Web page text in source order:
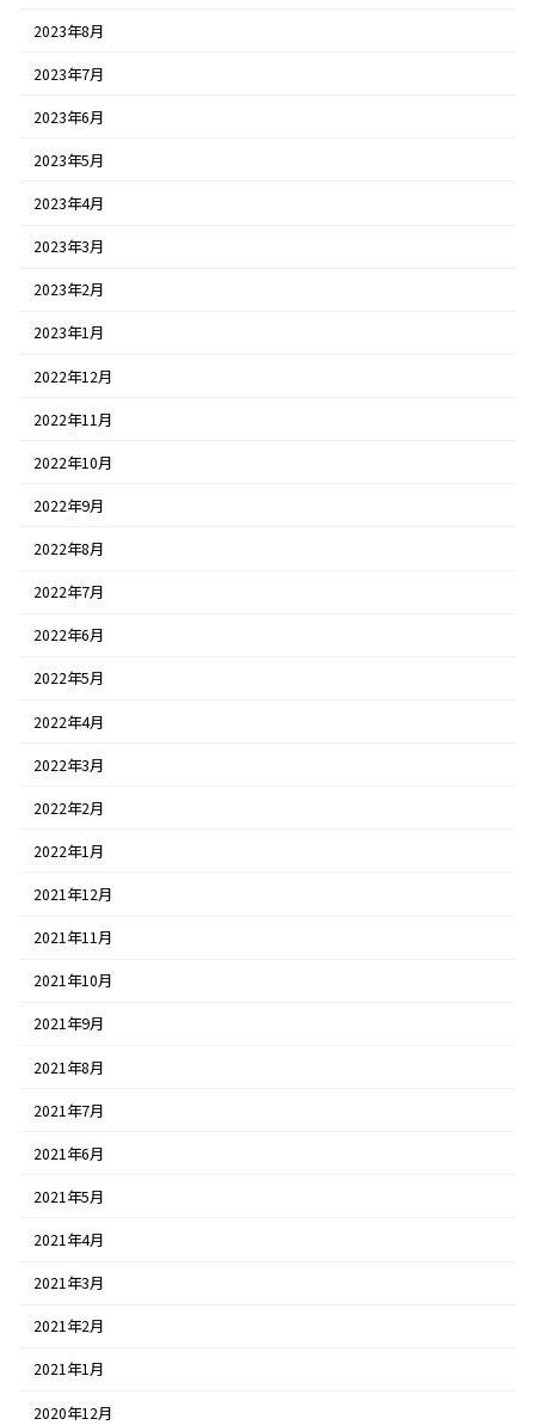
2023年8月
2023年7月
2023年6月
2023年5月
2023年4月
2023年3月
2023年2月
2023年1月
2022年12月
2022年11月
2022年10月
2022年9月
2022年8月
2022年7月
2022年6月
2022年5月
2022年4月
2022年3月
2022年2月
2022年1月
2021年12月
2021年11月
2021年10月
2021年9月
2021年8月
2021年7月
2021年6月
2021年5月
2021年4月
2021年3月
2021年2月
2021年1月
2020年12月